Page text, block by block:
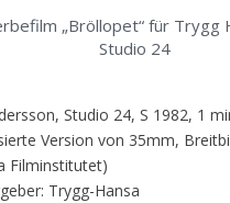
„Bröllopet“ für Trygg
Studio 24
Studio 24, S 1982, 1
Version von 35mm,
Filminstitutet)
Trygg-Hansa